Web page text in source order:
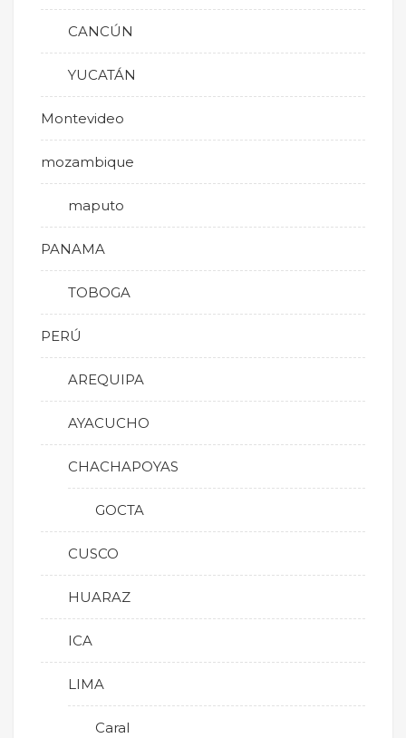
CANCÚN
YUCATÁN
Montevideo
mozambique
maputo
PANAMA
TOBOGA
PERÚ
AREQUIPA
AYACUCHO
CHACHAPOYAS
GOCTA
CUSCO
HUARAZ
ICA
LIMA
Caral